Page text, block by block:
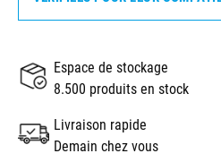
Espace de stockage
8.500 produits en stock
Livraison rapide
Demain chez vous